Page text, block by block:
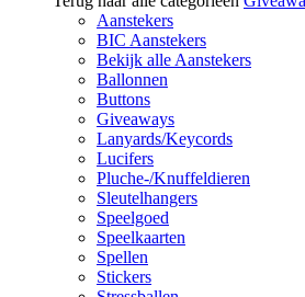
Aanstekers
BIC Aanstekers
Bekijk alle Aanstekers
Ballonnen
Buttons
Giveaways
Lanyards/Keycords
Lucifers
Pluche-/Knuffeldieren
Sleutelhangers
Speelgoed
Speelkaarten
Spellen
Stickers